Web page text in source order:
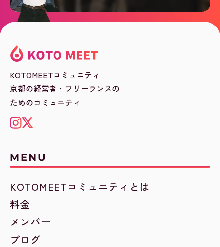
KOTOMEETコミュニティ
京都の経営者・フリーランスの
ためのコミュニティ
MENU
KOTOMEETコミュニティとは
料金
メンバー
ブログ